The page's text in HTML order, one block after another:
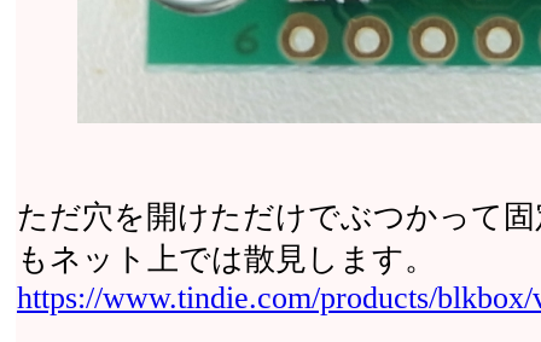
ただ穴を開けただけでぶつかって
もネット上では散見します。
https://www.tindie.com/products/